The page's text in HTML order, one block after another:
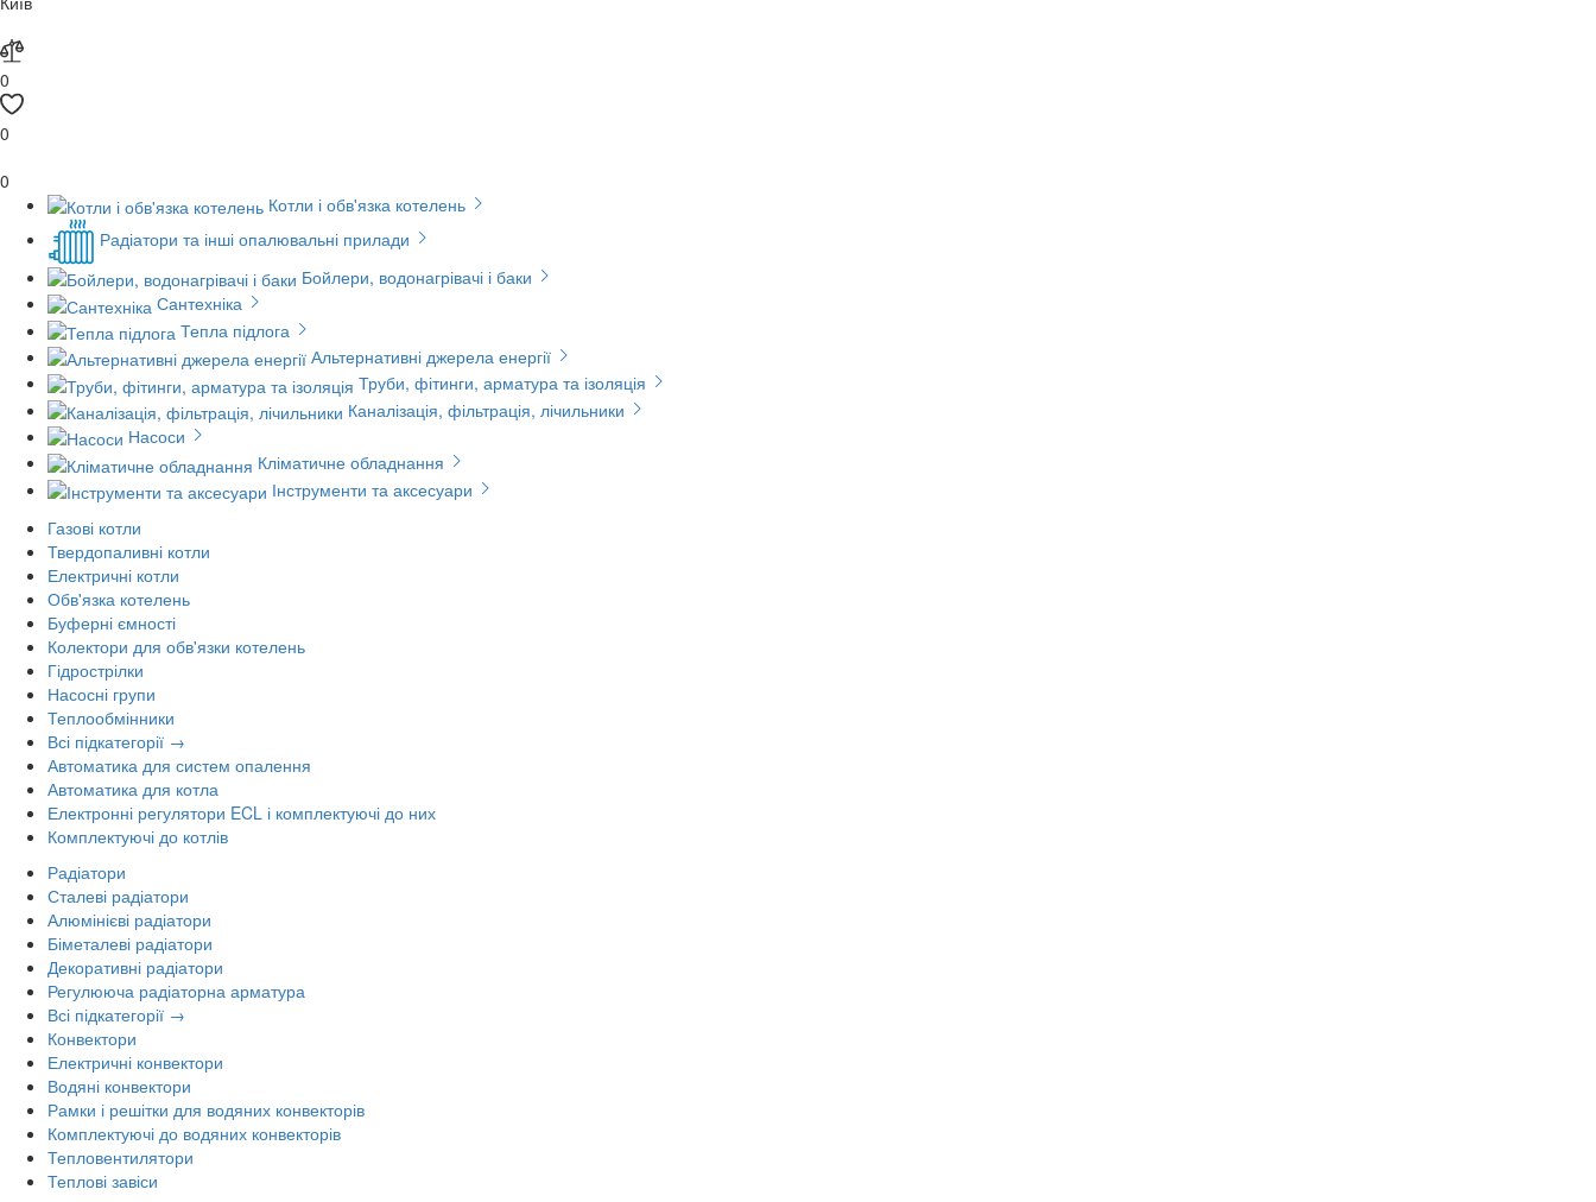
0
0
0
Котли і обв'язка котелень
Радіатори та інші опалювальні прилади
Бойлери, водонагрівачі і баки
Сантехніка
Тепла підлога
Альтернативні джерела енергії
Труби, фітинги, арматура та ізоляція
Каналізація, фільтрація, лічильники
Насоси
Кліматичне обладнання
Інструменти та аксесуари
Газові котли
Твердопаливні котли
Електричні котли
Обв'язка котелень
Буферні ємності
Колектори для обв'язки котелень
Гідрострілки
Насосні групи
Теплообмінники
Всі підкатегорії →
Автоматика для систем опалення
Автоматика для котла
Електронні регулятори ECL і комплектуючі до них
Комплектуючі до котлів
Радіатори
Сталеві радіатори
Алюмінієві радіатори
Біметалеві радіатори
Декоративні радіатори
Регулююча радіаторна арматура
Всі підкатегорії →
Конвектори
Електричні конвектори
Водяні конвектори
Рамки і решітки для водяних конвекторів
Комплектуючі до водяних конвекторів
Тепловентилятори
Теплові завіси